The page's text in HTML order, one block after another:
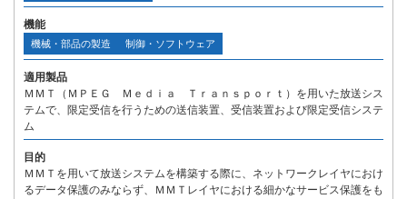
機能
機械・部品の製造 制御・ソフトウェア
適用製品
ＭＭＴ（ＭＰＥＧ Ｍｅｄｉａ Ｔｒａｎｓｐｏｒｔ）を用いた放送シス
テムで、限定受信を行うための送信装置、受信装置および限定受信システ
ム
目的
ＭＭＴを用いて放送システムを構築する際に、ネットワークレイヤにおけ
るデータ保護のみならず、ＭＭＴレイヤにおける細かなサービス保護をも